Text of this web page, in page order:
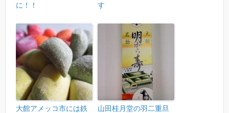
に！！
す
大館アメッコ市には鉄
山田桂月堂の羽二重旦